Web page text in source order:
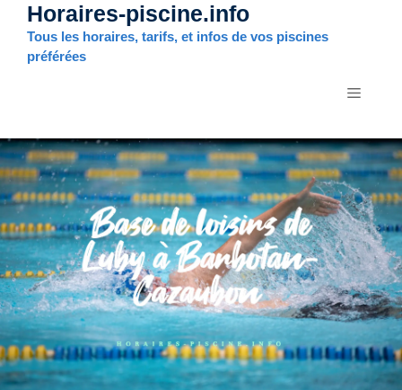
Aller
contenu
Horaires-piscine.info
Tous les horaires, tarifs, et infos de vos piscines
préférées
MENU